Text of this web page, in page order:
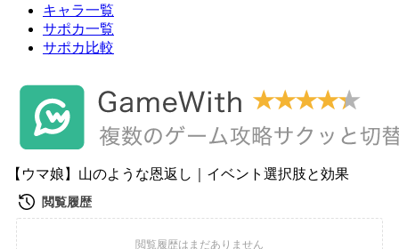
キャラ一覧
サポカ一覧
サポカ比較
【ウマ娘】山のような恩返し｜イベント選択肢と効果